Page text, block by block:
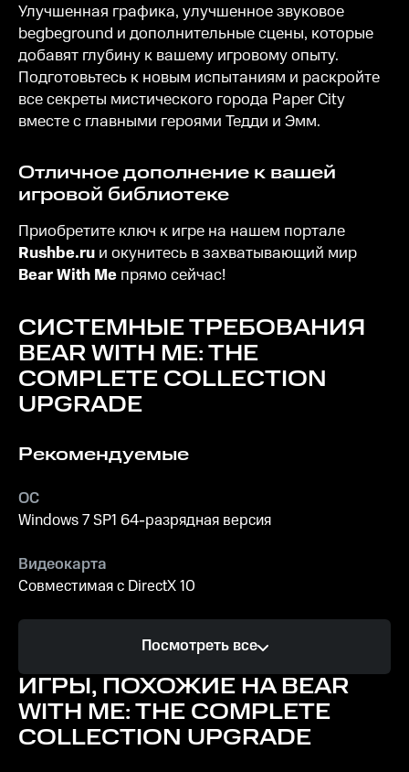
Улучшенная графика, улучшенное звуковое
begbeground и дополнительные сцены, которые
добавят глубину к вашему игровому опыту.
Подготовьтесь к новым испытаниям и раскройте
все секреты мистического города Paper City
вместе с главными героями Тедди и Эмм.
Отличное дополнение к вашей
игровой библиотеке
Приобретите ключ к игре на нашем портале
Rushbe.ru и окунитесь в захватывающий мир
Bear With Me прямо сейчас!
СИСТЕМНЫЕ ТРЕБОВАНИЯ
BEAR WITH ME: THE
COMPLETE COLLECTION
UPGRADE
Рекомендуемые
ОС
Windows 7 SP1 64-разрядная версия
Видеокарта
Совместимая с DirectX 10
Поддержка набора инструкций SSE2
Память
2 ГБ ОЗУ
Посмотреть все
ИГРЫ, ПОХОЖИЕ НА BEAR
WITH ME: THE COMPLETE
COLLECTION UPGRADE